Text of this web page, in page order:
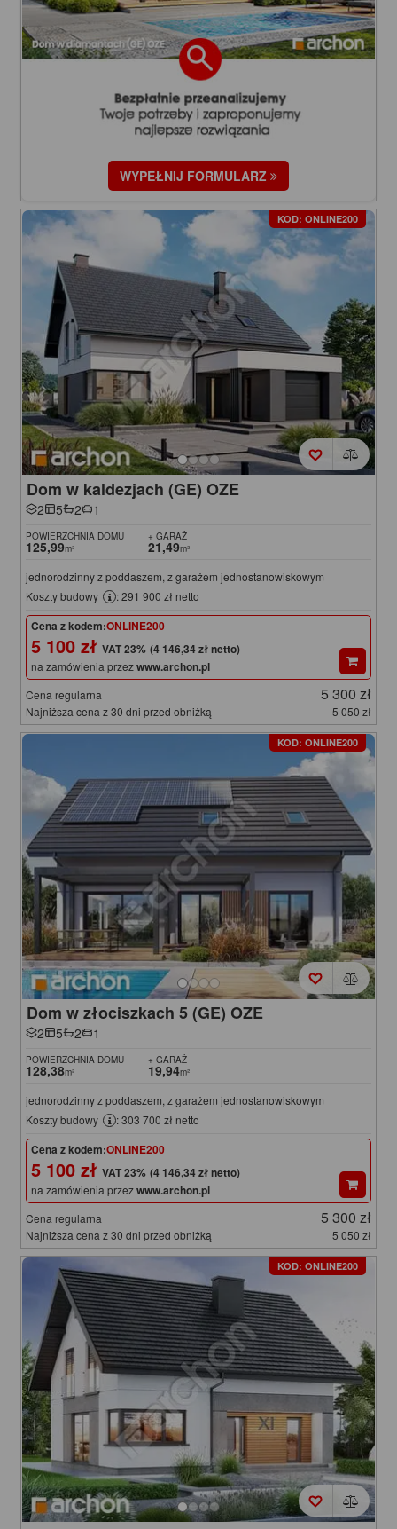
WYPEŁNIJ FORMULARZ
KOD: ONLINE200
Dom w kaldezjach (GE) OZE
2 5 2 1
POWIERZCHNIA DOMU
125,99m²
+ GARAŻ
21,49m²
jednorodzinny z poddaszem, z garażem jednostanowiskowym
Koszty budowy
: 291 900 zł netto
Cena z kodem:ONLINE200
5 100 zł (4 146,34 zł netto)
na zamówienia przezwww.archon.pl
Cena regularna 5 300 zł
Najniższa cena z 30 dni przed obniżką 5 050 zł
KOD: ONLINE200
Dom w złociszkach 5 (GE) OZE
2 5 2 1
POWIERZCHNIA DOMU
128,38m²
+ GARAŻ
19,94m²
jednorodzinny z poddaszem, z garażem jednostanowiskowym
Koszty budowy
: 303 700 zł netto
Cena z kodem:ONLINE200
5 100 zł (4 146,34 zł netto)
na zamówienia przezwww.archon.pl
Cena regularna 5 300 zł
Najniższa cena z 30 dni przed obniżką 5 050 zł
KOD: ONLINE200